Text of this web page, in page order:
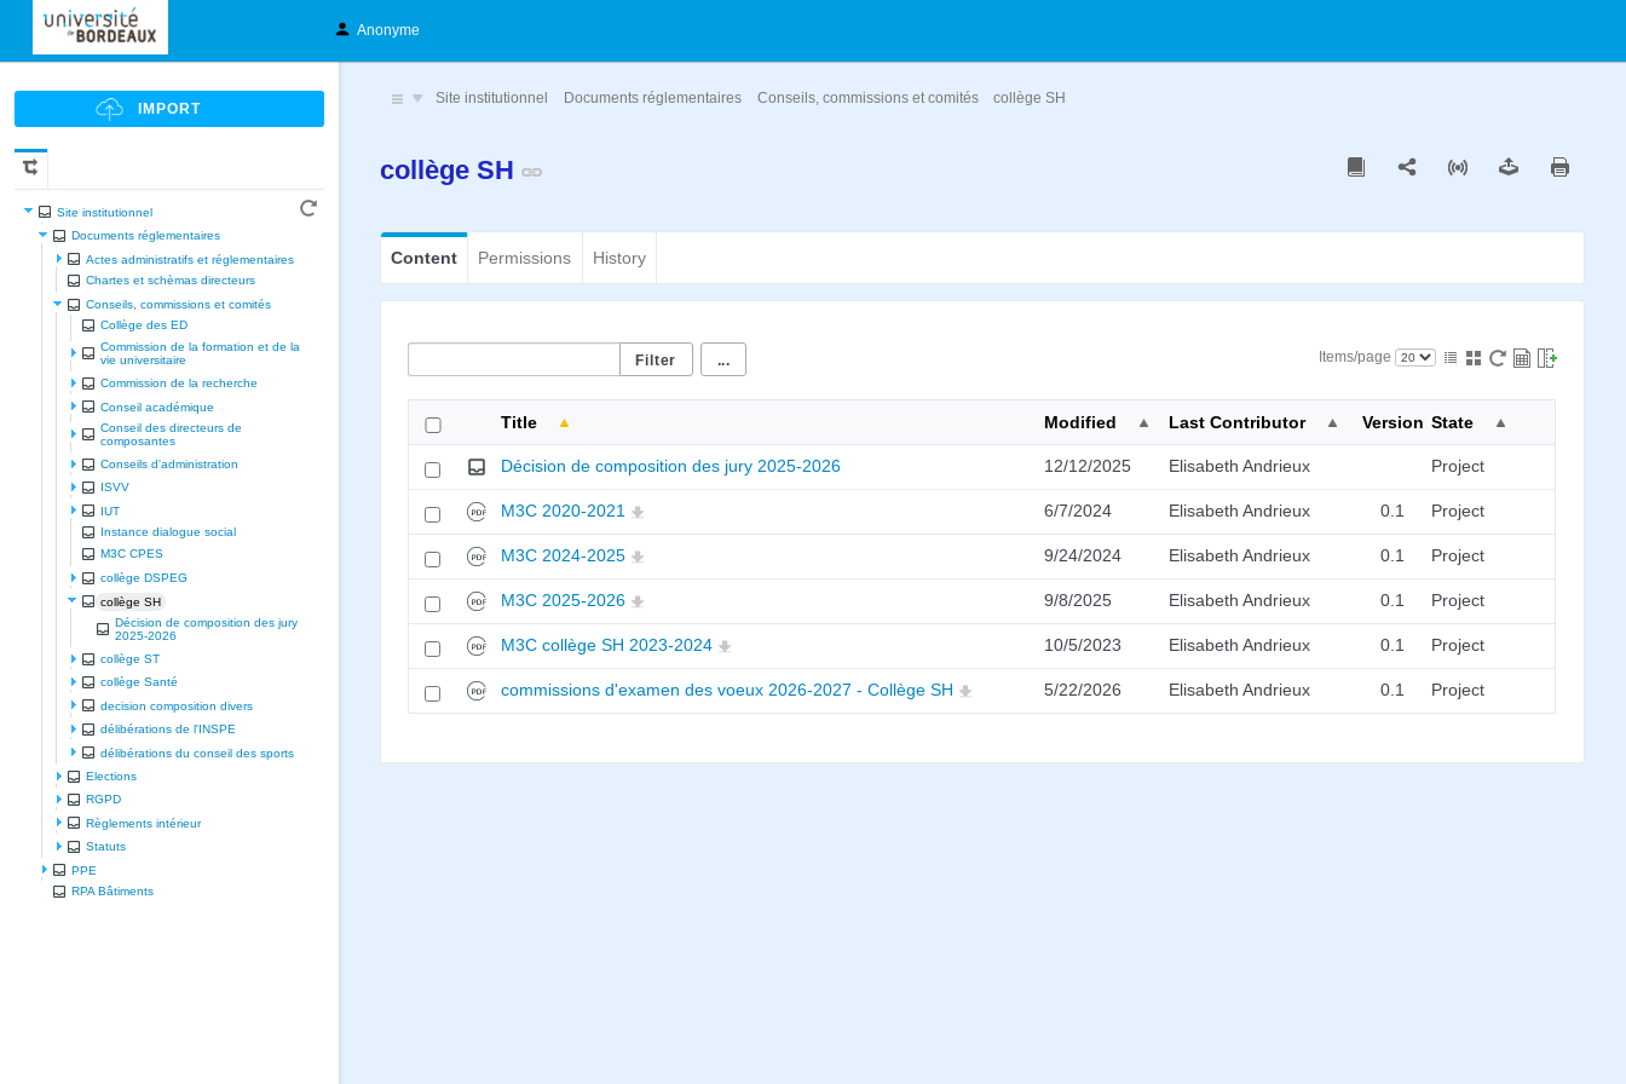
Anonyme
Site institutionnel
Documents réglementaires
Actes administratifs et réglementaires
Chartes et schèmas directeurs
Conseils, commissions et comités
Collège des ED
Commission de la formation et de la
vie universitaire
Commission de la recherche
Conseil académique
Conseil des directeurs de
composantes
Conseils d'administration
ISVV
IUT
Instance dialogue social
M3C CPES
collège DSPEG
collège SH
Décision de composition des jury
2025-2026
collège ST
collège Santé
decision composition divers
délibérations de l'INSPE
délibérations du conseil des sports
Elections
RGPD
Règlements intérieur
Statuts
PPE
RPA Bâtiments
Site institutionnel Documents réglementaires Conseils, commissions et comités collège SH
collège SH
Content Permissions History
... Items/page
Title Modified Last Contributor Version State
Décision de composition des jury 2025-2026 12/12/2025 Elisabeth Andrieux Project
M3C 2020-2021 6/7/2024 Elisabeth Andrieux 0.1 Project
M3C 2024-2025 9/24/2024 Elisabeth Andrieux 0.1 Project
M3C 2025-2026 9/8/2025 Elisabeth Andrieux 0.1 Project
M3C collège SH 2023-2024 10/5/2023 Elisabeth Andrieux 0.1 Project
commissions d'examen des voeux 2026-2027 - Collège SH 5/22/2026 Elisabeth Andrieux 0.1 Project